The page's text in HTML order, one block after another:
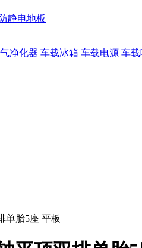
防静电地板
净化器 车载冰箱 车载电源 车载
单胎5座 平板